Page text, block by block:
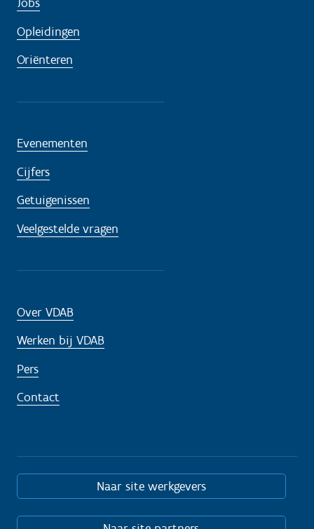
Opleidingen
Oriënteren
Evenementen
Cijfers
Getuigenissen
Veelgestelde vragen
Over VDAB
Werken bij VDAB
Pers
Contact
Naar site werkgevers